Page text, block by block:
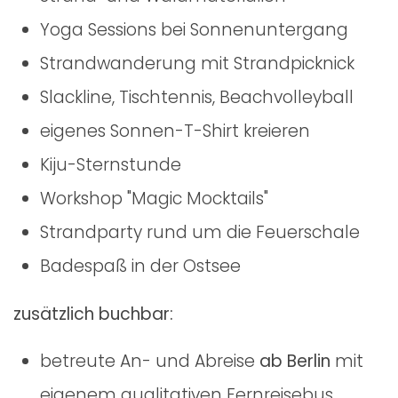
Yoga Sessions bei Sonnenuntergang
Strandwanderung mit Strandpicknick
Slackline, Tischtennis, Beachvolleyball
eigenes Sonnen-T-Shirt kreieren
Kiju-Sternstunde
Workshop "Magic Mocktails"
Strandparty rund um die Feuerschale
Badespaß in der Ostsee
zusätzlich buchbar:
betreute An- und Abreise ab Berlin mit